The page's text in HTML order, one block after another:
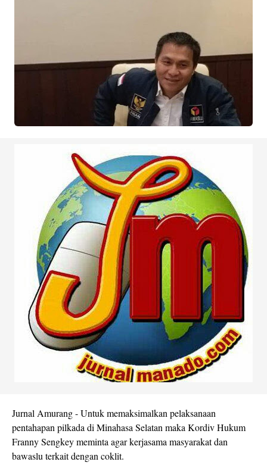
Jurnal Amurang - Untuk memaksimalkan pelaksanaan
pentahapan pilkada di Minahasa Selatan maka Kordiv Hukum
Franny Sengkey meminta agar kerjasama masyarakat dan
bawaslu terkait dengan coklit.